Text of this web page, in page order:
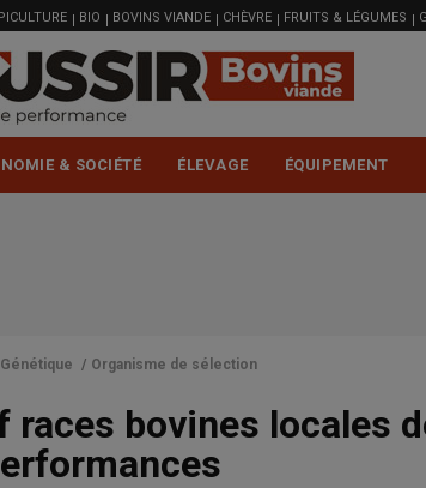
BIO BOVINS VIANDE CHÈVRE FRUITS & LÉGUMES
& SOCIÉTÉ ÉLEVAGE ÉQUIPEMENT
Génétique / Organisme de sélection
races bovines locales